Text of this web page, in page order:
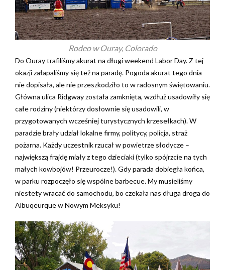
Rodeo w Ouray, Colorado
Do Ouray trafiliśmy akurat na długi weekend Labor Day. Z tej
okazji załapaliśmy się też na paradę. Pogoda akurat tego dnia
nie dopisała, ale nie przeszkodziło to w radosnym świętowaniu.
Główna ulica Ridgway została zamknięta, wzdłuż usadowiły się
całe rodziny (niektórzy dosłownie się usadowili, w
przygotowanych wcześniej turystycznych krzesełkach). W
paradzie brały udział lokalne firmy, politycy, policja, straż
pożarna. Każdy uczestnik rzucał w powietrze słodycze –
największą frajdę miały z tego dzieciaki (tylko spójrzcie na tych
małych kowbojów! Przeurocze!). Gdy parada dobiegła końca,
w parku rozpoczęło się wspólne barbecue. My musieliśmy
niestety wracać do samochodu, bo czekała nas długa droga do
Albuqeurque w Nowym Meksyku!